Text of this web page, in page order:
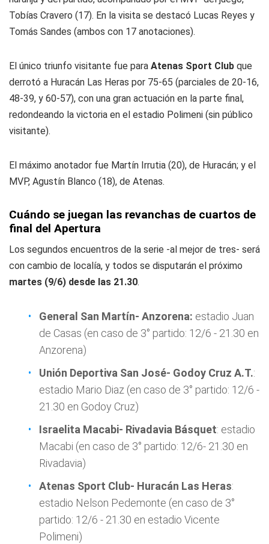
Tobías Cravero (17). En la visita se destacó Lucas Reyes y
Tomás Sandes (ambos con 17 anotaciones).
El único triunfo visitante fue para Atenas Sport Club que
derrotó a Huracán Las Heras por 75-65 (parciales de 20-16,
48-39, y 60-57), con una gran actuación en la parte final,
redondeando la victoria en el estadio Polimeni (sin público
visitante).
El máximo anotador fue Martín Irrutia (20), de Huracán; y el
MVP, Agustín Blanco (18), de Atenas.
Cuándo se juegan las revanchas de cuartos de
final del Apertura
Los segundos encuentros de la serie -al mejor de tres- será
con cambio de localía, y todos se disputarán el próximo
martes (9/6) desde las 21.30.
General San Martín- Anzorena: estadio Juan
de Casas (en caso de 3° partido: 12/6 - 21.30 en
Anzorena)
Unión Deportiva San José- Godoy Cruz A.T.:
estadio Mario Diaz (en caso de 3° partido: 12/6 -
21.30 en Godoy Cruz)
Israelita Macabi- Rivadavia Básquet: estadio
Macabi (en caso de 3° partido: 12/6- 21.30 en
Rivadavia)
Atenas Sport Club- Huracán Las Heras:
estadio Nelson Pedemonte (en caso de 3°
partido: 12/6 - 21.30 en estadio Vicente
Polimeni)